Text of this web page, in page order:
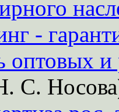
-
оптовых
С.